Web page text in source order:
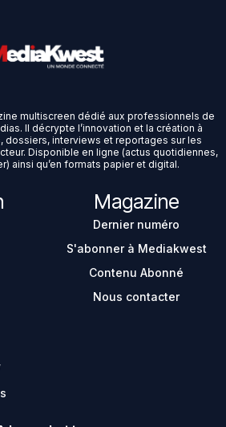
multiscreen dédié aux professionnels de
Il décrypte l’innovation et la création à
dossiers, interviews et reportages sur les
Disponible en ligne (actus quotidiennes,
ainsi qu’en formats papier et digital.
Magazine
Dernier numéro
S'abonner à Mediakwest
Contenu Abonné
Nous contacter